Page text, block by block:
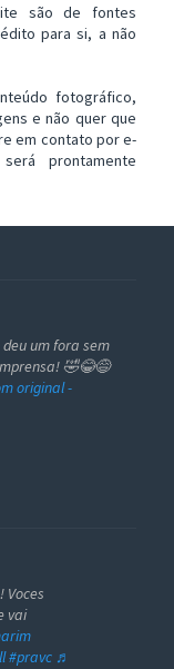
são de fontes
para si, a não
fotográfico,
e não quer que
em contato por e-
prontamente
um fora sem
🤣😂😅
original -
Voces
vai
#pravc ♬